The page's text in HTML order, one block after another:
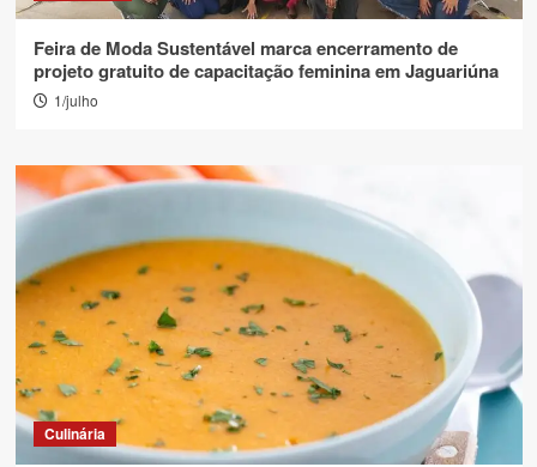
Feira de Moda Sustentável marca encerramento de
projeto gratuito de capacitação feminina em Jaguariúna
1/julho
Culinária